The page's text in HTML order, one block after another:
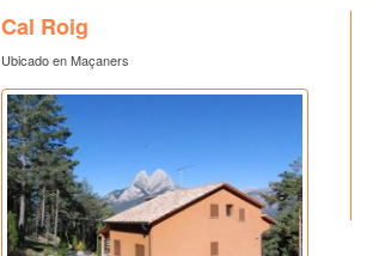
Cal Roig
Ubicado en Maçaners